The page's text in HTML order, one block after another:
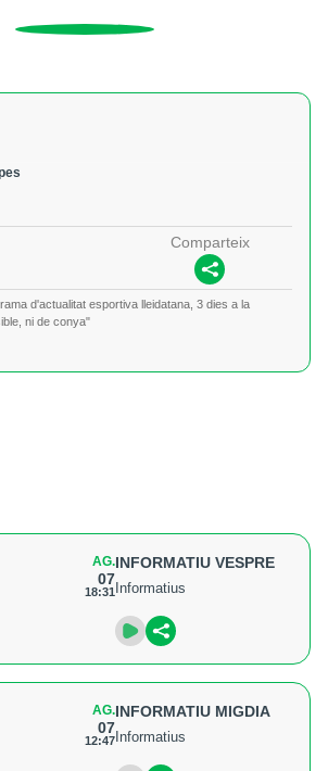
Comparteix
d'actualitat esportiva lleidatana, 3 dies a la
ni de conya"
AG.
07
18:31
INFORMATIU VESPRE
Informatius
AG.
07
12:47
INFORMATIU MIGDIA
Informatius